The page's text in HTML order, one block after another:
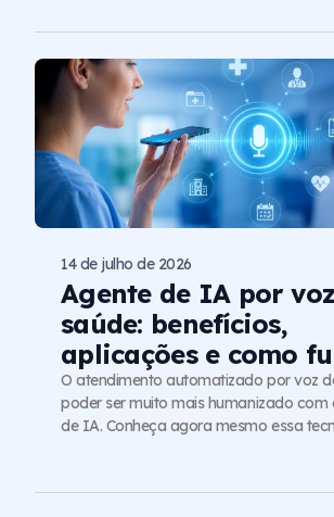
Agente de IA por
saúde: benefícios,
aplicações e como
14 de julho de 2026
O atendimento automatizado por voz
poder ser muito mais humanizado com
de IA. Conheça agora mesmo essa